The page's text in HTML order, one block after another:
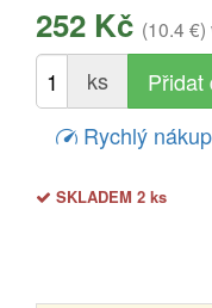
252 Kč (10.4 €)
ks
Rychlý nákup
SKLADEM 2 ks